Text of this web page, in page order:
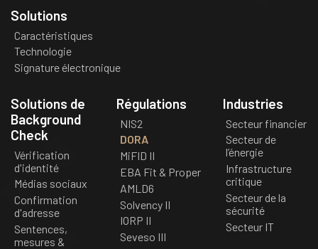
Solutions
Caractéristiques
Technologie
Signature électronique
Solutions de
Background
Check
Vérification
d'identité
Médias sociaux
Confirmation
d'adresse
Sentences,
mesures &
Régulations
NIS2
DORA
MiFID II
EBA Fit & Proper
AMLD6
Solvency II
IORP II
Seveso III
Industries
Secteur financier
Secteur de
l’énergie
Infrastructure
critique
Secteur de la
sécurité
Secteur IT